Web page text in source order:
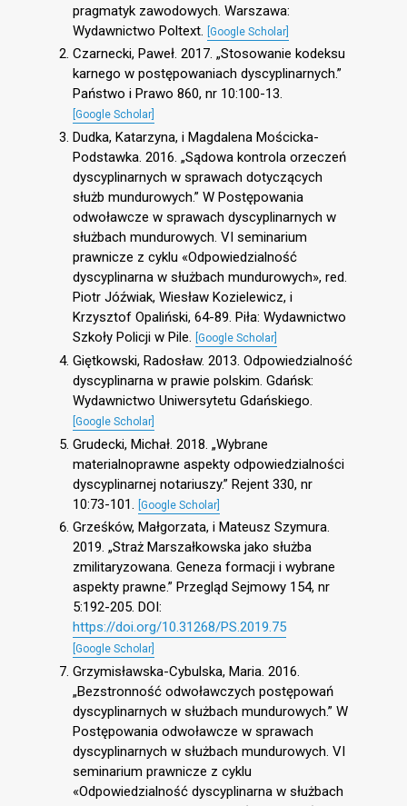
pragmatyk zawodowych. Warszawa:
Wydawnictwo Poltext.
[Google Scholar]
Czarnecki, Paweł. 2017. „Stosowanie kodeksu
karnego w postępowaniach dyscyplinarnych.”
Państwo i Prawo 860, nr 10:100-13.
[Google Scholar]
Dudka, Katarzyna, i Magdalena Mościcka-
Podstawka. 2016. „Sądowa kontrola orzeczeń
dyscyplinarnych w sprawach dotyczących
służb mundurowych.” W Postępowania
odwoławcze w sprawach dyscyplinarnych w
służbach mundurowych. VI seminarium
prawnicze z cyklu «Odpowiedzialność
dyscyplinarna w służbach mundurowych», red.
Piotr Jóźwiak, Wiesław Kozielewicz, i
Krzysztof Opaliński, 64-89. Piła: Wydawnictwo
Szkoły Policji w Pile. [Google Scholar]
Giętkowski, Radosław. 2013. Odpowiedzialność
dyscyplinarna w prawie polskim. Gdańsk:
Wydawnictwo Uniwersytetu Gdańskiego.
[Google Scholar]
Grudecki, Michał. 2018. „Wybrane
materialnoprawne aspekty odpowiedzialności
dyscyplinarnej notariuszy.” Rejent 330, nr
10:73-101.
[Google Scholar]
Grześków, Małgorzata, i Mateusz Szymura.
2019. „Straż Marszałkowska jako służba
zmilitaryzowana. Geneza formacji i wybrane
aspekty prawne.” Przegląd Sejmowy 154, nr
5:192-205. DOI:
https://doi.org/10.31268/PS.2019.75
[Google Scholar]
Grzymisławska-Cybulska, Maria. 2016.
„Bezstronność odwoławczych postępowań
dyscyplinarnych w służbach mundurowych.” W
Postępowania odwoławcze w sprawach
dyscyplinarnych w służbach mundurowych. VI
seminarium prawnicze z cyklu
«Odpowiedzialność dyscyplinarna w służbach